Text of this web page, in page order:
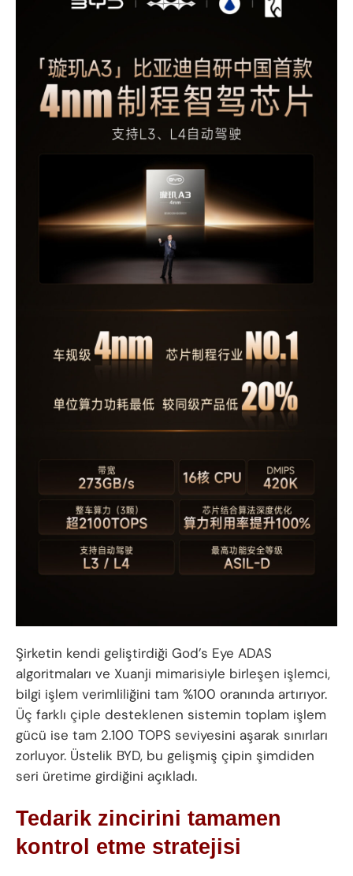
Şirketin kendi geliştirdiği God’s Eye ADAS
algoritmaları ve Xuanji mimarisiyle birleşen işlemci,
bilgi işlem verimliliğini tam %100 oranında artırıyor.
Üç farklı çiple desteklenen sistemin toplam işlem
gücü ise tam 2.100 TOPS seviyesini aşarak sınırları
zorluyor. Üstelik BYD, bu gelişmiş çipin şimdiden
seri üretime girdiğini açıkladı.
Tedarik zincirini tamamen
kontrol etme stratejisi